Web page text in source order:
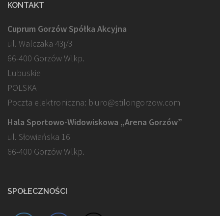
KONTAKT
Cuprum Gorzów Spółka Akcyjna
ul. Walczaka 43j/3
66-400 Gorzów Wlkp.
Lubuskie
POLSKA
Poczta elektroniczna: biuro@stilongorzow.com
Hala Sportowo-Widowiskowa „Arena Gorzów”
ul. Słowiańska 16
66-400 Gorzów Wlkp.
SPOŁECZNOŚCI